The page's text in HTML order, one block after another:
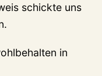
schickte uns
in